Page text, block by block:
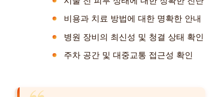
비용과 치료 방법에 대한 명확한 안내
병원 장비의 최신성 및 청결 상태 확인
주차 공간 및 대중교통 접근성 확인